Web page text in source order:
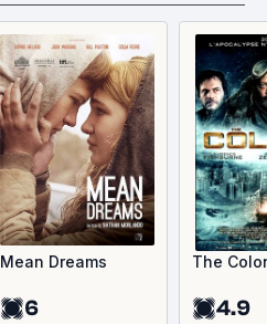
Mean Dreams
6
The
4.9